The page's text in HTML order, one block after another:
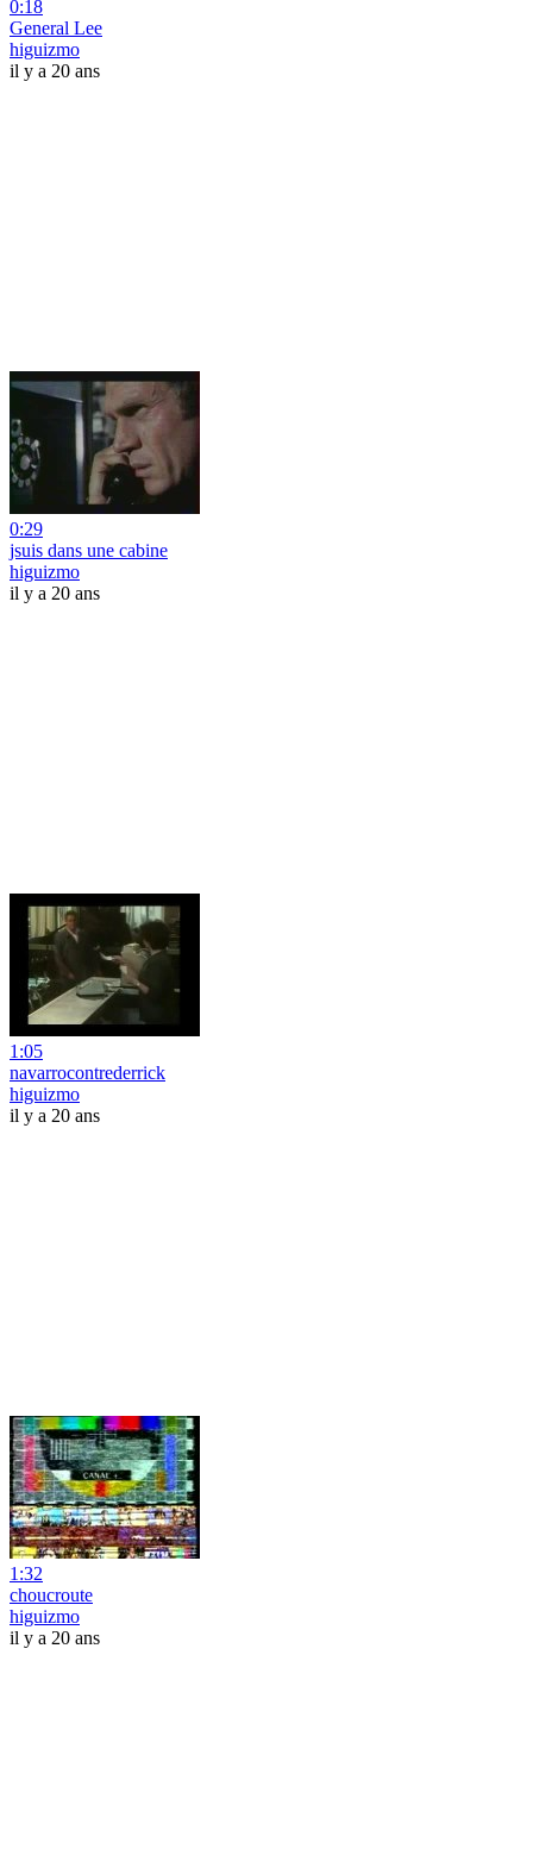
0:18
General Lee
higuizmo
il y a 20 ans
0:29
jsuis dans une cabine
higuizmo
il y a 20 ans
1:05
navarrocontrederrick
higuizmo
il y a 20 ans
1:32
choucroute
higuizmo
il y a 20 ans